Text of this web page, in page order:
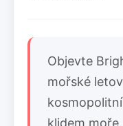
Objevte
mořské
klidem